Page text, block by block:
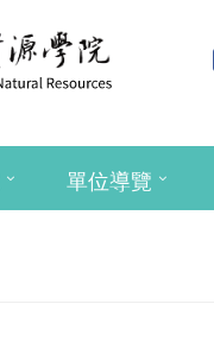
單位導覽